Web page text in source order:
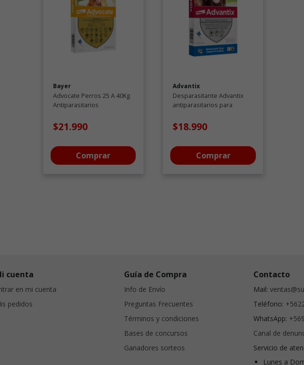
Bayer
Advocate Perros 25 A 40Kg
Antiparasitarios
$21.990
Comprar
Advantix
Desparasitante Advantix
antiparasitarios para
$18.990
Comprar
cuenta
en mi cuenta
pedidos
Guía de Compra
Info de Envío
Preguntas Frecuentes
Términos y condiciones
Bases de concursos
Ganadores sorteos
Contacto
Mail:
Teléfono:
WhatsApp:
Canal de
Servicio de
Lunes a